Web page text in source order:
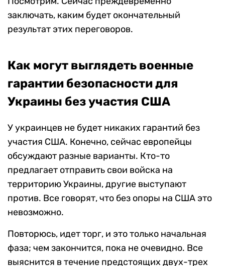
заключать, каким будет окончательный
результат этих переговоров.
Как могут выглядеть военные
гарантии безопасности для
Украины без участия США
У украинцев не будет никаких гарантий без
участия США. Конечно, сейчас европейцы
обсуждают разные варианты. Кто-то
предлагает отправить свои войска на
территорию Украины, другие выступают
против. Все говорят, что без опоры на США это
невозможно.
Повторюсь, идет торг, и это только начальная
фаза; чем закончится, пока не очевидно. Все
выяснится в течение предстоящих двух-трех